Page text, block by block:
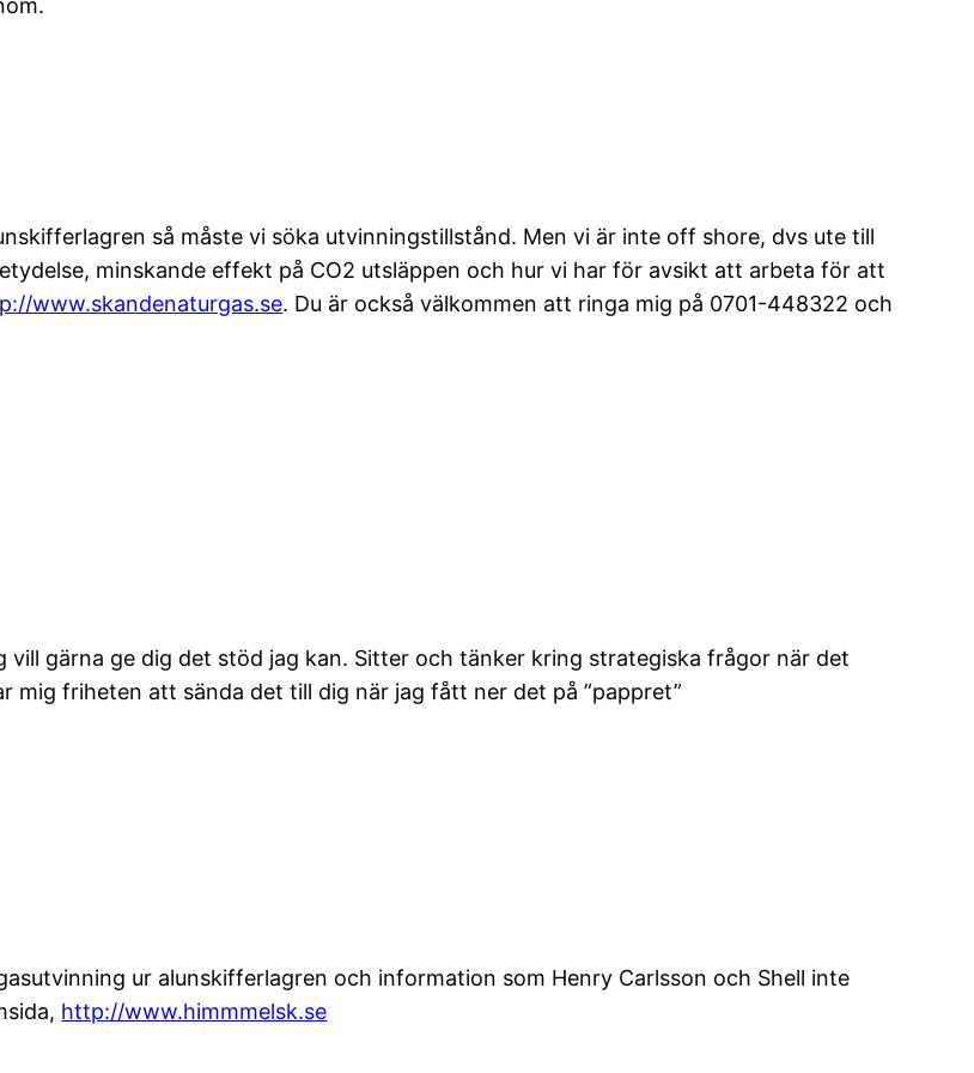
så måste vi söka utvinningstillstånd. Men vi är inte off shore, dvs ute till
minskande effekt på CO2 utsläppen och hur vi har för avsikt att arbeta för att
www.skandenaturgas.se. Du är också välkommen att ringa mig på 0701-448322 och
vill gärna ge dig det stöd jag kan. Sitter och tänker kring strategiska frågor när det
mig friheten att sända det till dig när jag fått ner det på ”pappret”
ur alunskifferlagren och information som Henry Carlsson och Shell inte
http://www.himmmelsk.se